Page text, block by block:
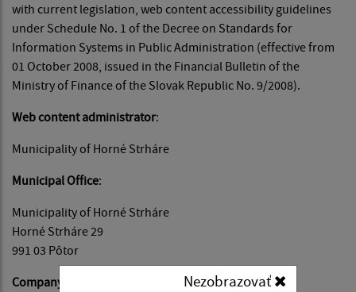
Nezobrazovať
with current legislation, web content accessibility guidelines
under Schedule No. 1 of the Decree on Standards for
Information Systems in Public Administration (effective from
01 October 2008, issued in the Financial Bulletin of the
Ministry of Finance of the Slovak Republic No. 9/2008).
Web content administrator:
Municipality of Horné Strháre
Municipal Office:
Municipality of Horné Strháre
Horné Strháre 29
991 03 Pôtor
Company identification number (IČO): 00648205